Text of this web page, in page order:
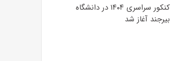
کنکور سراسری ۱۴۰۴ در دانشگاه
بیرجند آغاز شد